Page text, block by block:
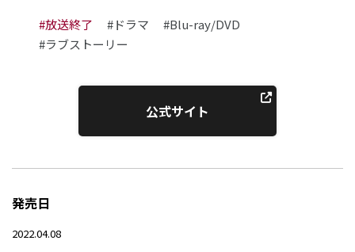
#放送終了 #ドラマ
#Blu-ray/DVD
#ラブストーリー
公式サイト
発売日
2022.04.08